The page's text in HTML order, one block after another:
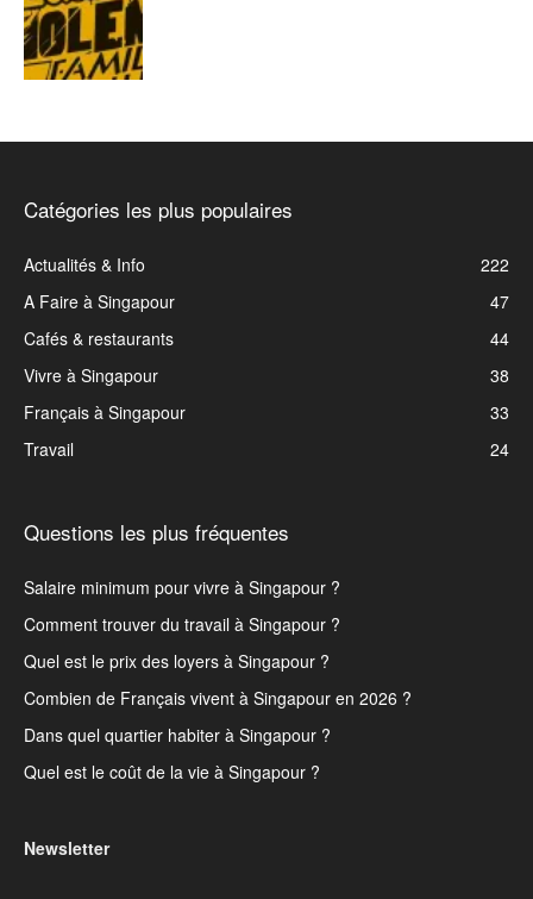
Catégories les plus populaires
Actualités & Info
222
A Faire à Singapour
47
Cafés & restaurants
44
Vivre à Singapour
38
Français à Singapour
33
Travail
24
Questions les plus fréquentes
Salaire minimum pour vivre à Singapour ?
Comment trouver du travail à Singapour ?
Quel est le prix des loyers à Singapour ?
Combien de Français vivent à Singapour en 2026 ?
Dans quel quartier habiter à Singapour ?
Quel est le coût de la vie à Singapour ?
Newsletter